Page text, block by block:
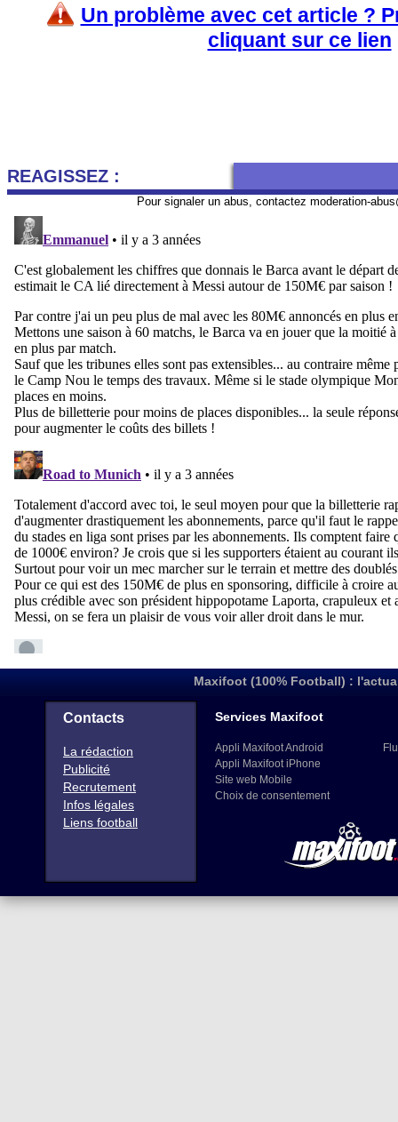
Un problème avec cet article ?
cliquant sur ce lien
REAGISSEZ :
Pour signaler un abus, contactez moderation-
Maxifoot (100% Football) :
Contacts
La rédaction
Publicité
Recrutement
Infos légales
Liens football
Services Maxifoot
Appli Maxifoot Android
Appli Maxifoot iPhone
Site web Mobile
Choix de consentement